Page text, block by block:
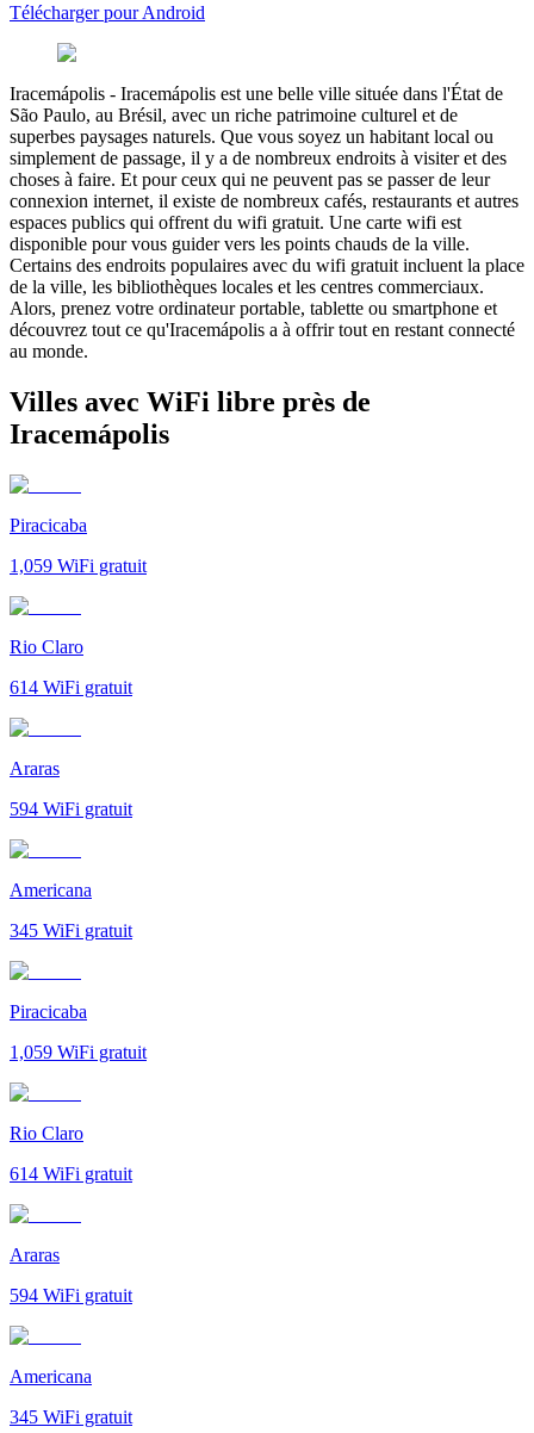
Télécharger pour Android
Iracemápolis - Iracemápolis est une belle ville située dans l'État de
São Paulo, au Brésil, avec un riche patrimoine culturel et de
superbes paysages naturels. Que vous soyez un habitant local ou
simplement de passage, il y a de nombreux endroits à visiter et des
choses à faire. Et pour ceux qui ne peuvent pas se passer de leur
connexion internet, il existe de nombreux cafés, restaurants et autres
espaces publics qui offrent du wifi gratuit. Une carte wifi est
disponible pour vous guider vers les points chauds de la ville.
Certains des endroits populaires avec du wifi gratuit incluent la place
de la ville, les bibliothèques locales et les centres commerciaux.
Alors, prenez votre ordinateur portable, tablette ou smartphone et
découvrez tout ce qu'Iracemápolis a à offrir tout en restant connecté
au monde.
Villes avec WiFi libre près de
Iracemápolis
Piracicaba
1,059 WiFi gratuit
Rio Claro
614 WiFi gratuit
Araras
594 WiFi gratuit
Americana
345 WiFi gratuit
Piracicaba
1,059 WiFi gratuit
Rio Claro
614 WiFi gratuit
Araras
594 WiFi gratuit
Americana
345 WiFi gratuit